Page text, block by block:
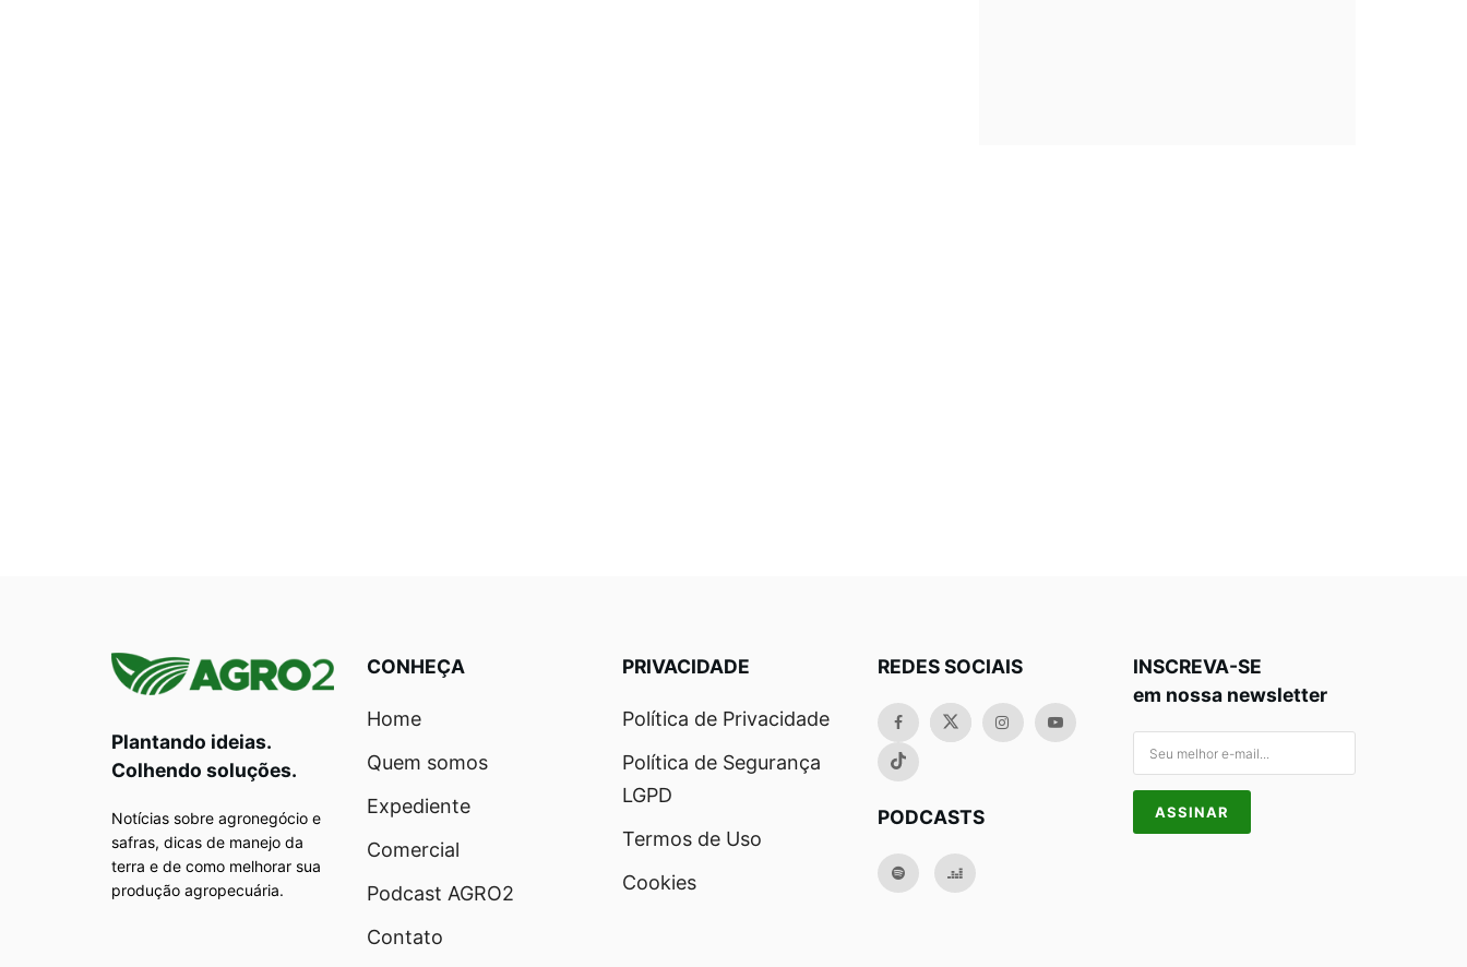
Plantando ideias.
Colhendo soluções.
Notícias sobre agronegócio e
safras, dicas de manejo da
terra e de como melhorar sua
produção agropecuária.
CONHEÇA
Home
Quem somos
Expediente
Comercial
Podcast AGRO2
Contato
PRIVACIDADE
Política de Privacidade
Política de Segurança
LGPD
Termos de Uso
Cookies
REDES SOCIAIS
PODCASTS
INSCREVA-SE
em nossa newsletter